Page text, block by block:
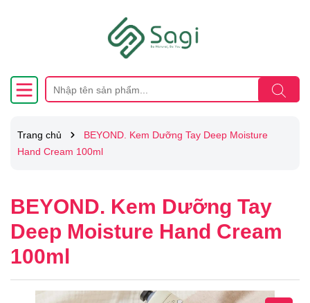
Trang chủ
BEYOND. Kem Dưỡng Tay Deep Moisture
Hand Cream 100ml
BEYOND. Kem Dưỡng Tay
Deep Moisture Hand Cream
100ml